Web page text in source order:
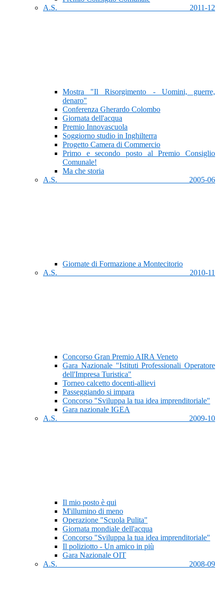
A.S. 2011-12
Mostra "Il Risorgimento - Uomini, guerre,
denaro"
Conferenza Gherardo Colombo
Giornata dell'acqua
Premio Innovascuola
Soggiorno studio in Inghilterra
Progetto Camera di Commercio
Primo e secondo posto al Premio Consiglio
Comunale!
Ma che storia
A.S. 2005-06
Giornate di Formazione a Montecitorio
A.S. 2010-11
Concorso Gran Premio AIRA Veneto
Gara Nazionale "Istituti Professionali Operatore
dell'Impresa Turistica"
Torneo calcetto docenti-allievi
Passeggiando si impara
Concorso "Sviluppa la tua idea imprenditoriale"
Gara nazionale IGEA
A.S. 2009-10
Il mio posto è qui
M'illumino di meno
Operazione "Scuola Pulita"
Giornata mondiale dell'acqua
Concorso "Sviluppa la tua idea imprenditoriale"
Il poliziotto - Un amico in più
Gara Nazionale OIT
A.S. 2008-09